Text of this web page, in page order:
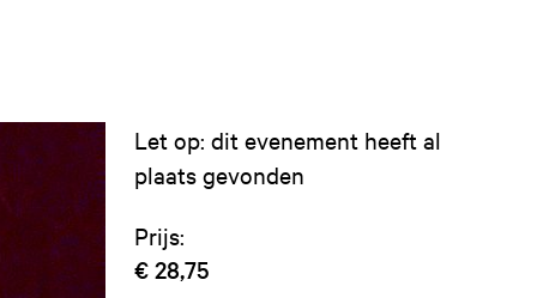
Let op: dit evenement heeft al
plaats gevonden
Prijs:
€ 28,75